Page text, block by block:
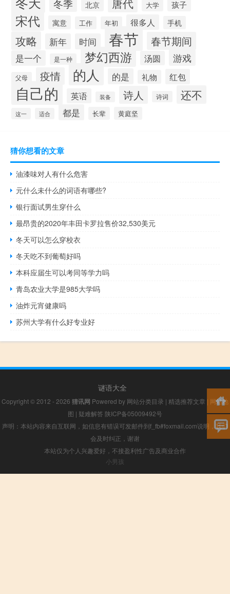
冬季 北京 唐代 大学 孩子
宋代 寓意 工作 年初 很多人 手机
攻略 新年 时间 春节 春节期间
是一个 是一种 梦幻西游 汤圆 游戏
父母 疫情 的人 的是 礼物 红包
自己的 英语 装备 诗人 诗词 还不
这一 适合 都是 长辈 黄庭坚
猜你想看的文章
油漆味对人有什么危害
元什么未什么的词语有哪些?
银行面试男生穿什么
最昂贵的2020年丰田卡罗拉售价32,530美元
冬天可以怎么穿校衣
冬天吃不到葡萄好吗
本科应届生可以考同等学力吗
青岛农业大学是985大学吗
油炸元宵健康吗
苏州大学有什么好专业好
谜语大全
Copyright © 2012 - 2026 猜讯网 Powered by 网站分类目录 | 精选推荐文章 | 网站地
图 | 疑难解答 陕ICP备05009492号
声明：本站内容来自互联网，如信息有错误可发邮件到f_fb#foxmail.com说明，我们
会及时纠正，谢谢
本站仅为个人兴趣爱好，不接盈利性广告及商业合作
小男孩